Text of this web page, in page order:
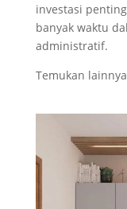
investasi
banyak waktu
administratif.
Temukan